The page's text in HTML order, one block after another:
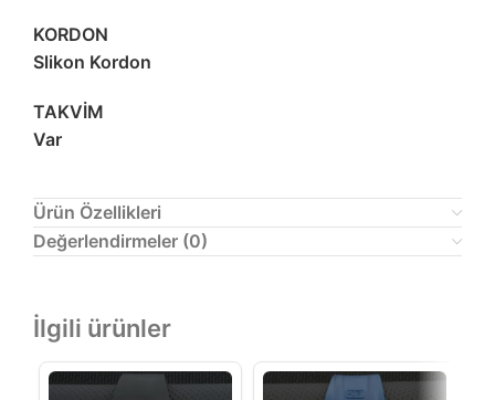
KORDON
Slikon Kordon
TAKVİM
Var
Ürün Özellikleri
Değerlendirmeler (0)
İlgili ürünler